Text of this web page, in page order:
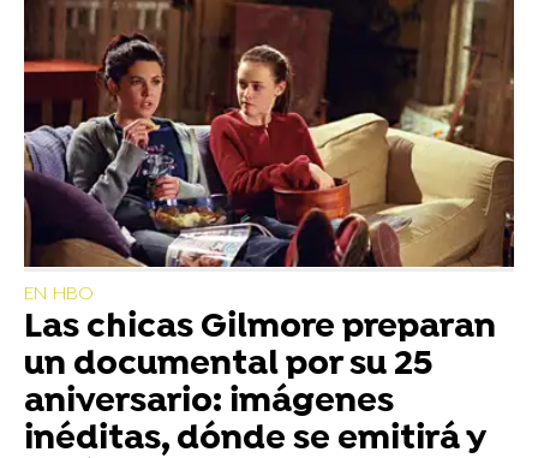
EN HBO
Las chicas Gilmore preparan
un documental por su 25
aniversario: imágenes
inéditas, dónde se emitirá y